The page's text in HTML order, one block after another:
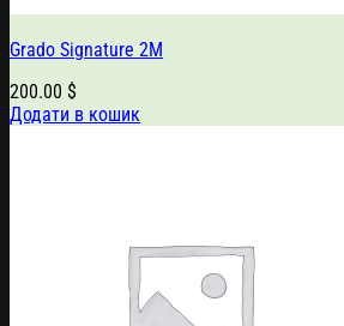
Grado Signature 2M
200.00 $
Додати в кошик